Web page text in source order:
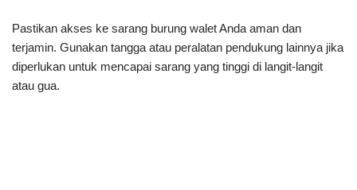
Pastikan akses ke sarang burung walet Anda aman dan
terjamin. Gunakan tangga atau peralatan pendukung lainnya jika
diperlukan untuk mencapai sarang yang tinggi di langit-langit
atau gua.